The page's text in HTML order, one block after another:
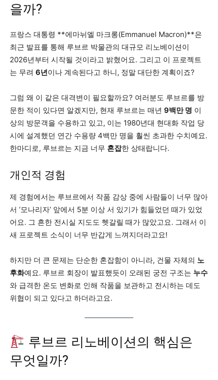
을까?
프랑스 대통령 **에마뉘엘 마크롱(Emmanuel Macron)**은
최근 발표를 통해 루브르 박물관의 대규모 리노베이션이
2026년부터 시작될 것이라고 밝혔어요. 그리고 이 프로젝트
는 무려 6년이나 계속된다고 하니, 정말 대단한 계획이죠?
그럼 왜 이 같은 대격변이 필요할까요? 여러분도 루브르를 방
문한 적이 있다면 알겠지만, 현재 루브르는 매년 9백만 명 이
상의 방문객을 수용하고 있고, 이는 1980년대 현대화 작업 당
시에 설계했던 연간 수용량 4백만 명을 훨씬 초과한 수치예요.
한마디로, 루브르는 지금 너무 혼잡한 상태랍니다.
개인적 경험
제 경험에서는 루브르에서 작품 감상 중에 사람들이 너무 많아
서 ‘모나리자’ 앞에서 5분 이상 서 있기가 힘들었던 때가 있었
어요. 그 흔한 전시실 지도도 헷갈릴 때가 많았고요. 그래서 이
새 프로젝트 소식이 너무 반갑게 느껴지더라고요!
하지만 더 큰 문제는 단순한 혼잡함이 아니라, 건물 자체의 노
후화예요. 루브르 회장이 발표했듯이 오래된 궁전 구조는 누수
와 급격한 온도 변화로 인해 작품을 보관하고 전시하는 데도
위협이 되고 있다고 하더라고요.
루브르 리노베이션의 핵심은
무엇일까?